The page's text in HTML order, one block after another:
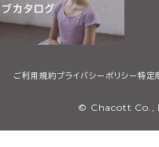
ご利用規約プライバシーポリシー特定
© Chacott Co.,